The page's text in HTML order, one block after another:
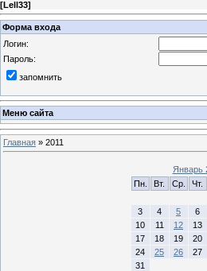
[Lell33]
Форма входа
Логин:
Пароль:
запомнить
Меню сайта
Главная » 2011
Январь
Пн.
Вт. Ср. Чт.
3
4 5 6
10
11 12 13
17
18 19 20
24
25 26 27
31